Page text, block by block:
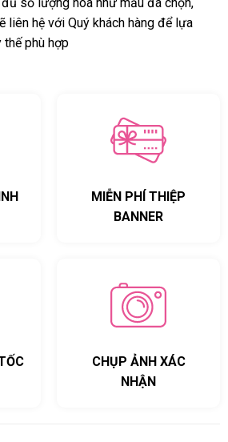
số lượng hoa như mẫu đã chọn,
liên hệ với Quý khách hàng để lựa
thế phù hợp
MIỄN PHÍ THIỆP
BANNER
CHỤP ẢNH XÁC
NHẬN